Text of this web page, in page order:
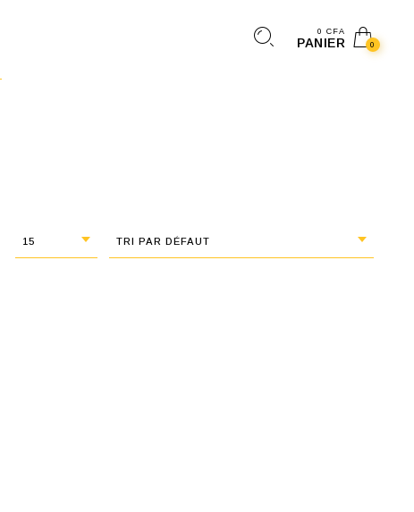
0 CFA
PANIER 0
15 TRI PAR DÉFAUT